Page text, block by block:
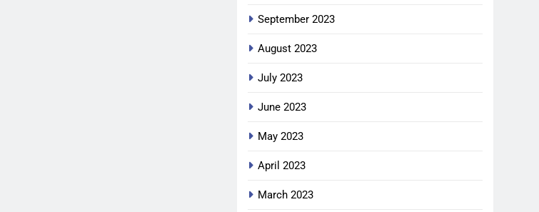
September 2023
August 2023
July 2023
June 2023
May 2023
April 2023
March 2023